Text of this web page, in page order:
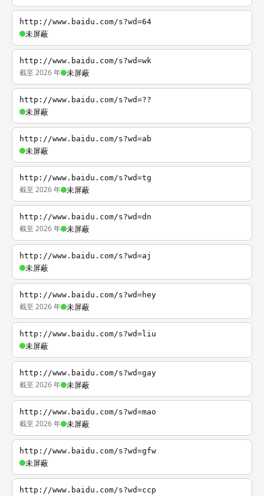
http://www.baidu.com/s?wd=64
未屏蔽
http://www.baidu.com/s?wd=wk
截至 2026 年 未屏蔽
http://www.baidu.com/s?wd=??
未屏蔽
http://www.baidu.com/s?wd=ab
未屏蔽
http://www.baidu.com/s?wd=tg
截至 2026 年 未屏蔽
http://www.baidu.com/s?wd=dn
截至 2026 年 未屏蔽
http://www.baidu.com/s?wd=aj
未屏蔽
http://www.baidu.com/s?wd=hey
截至 2026 年 未屏蔽
http://www.baidu.com/s?wd=liu
未屏蔽
http://www.baidu.com/s?wd=gay
截至 2026 年 未屏蔽
http://www.baidu.com/s?wd=mao
截至 2026 年 未屏蔽
http://www.baidu.com/s?wd=gfw
未屏蔽
http://www.baidu.com/s?wd=ccp